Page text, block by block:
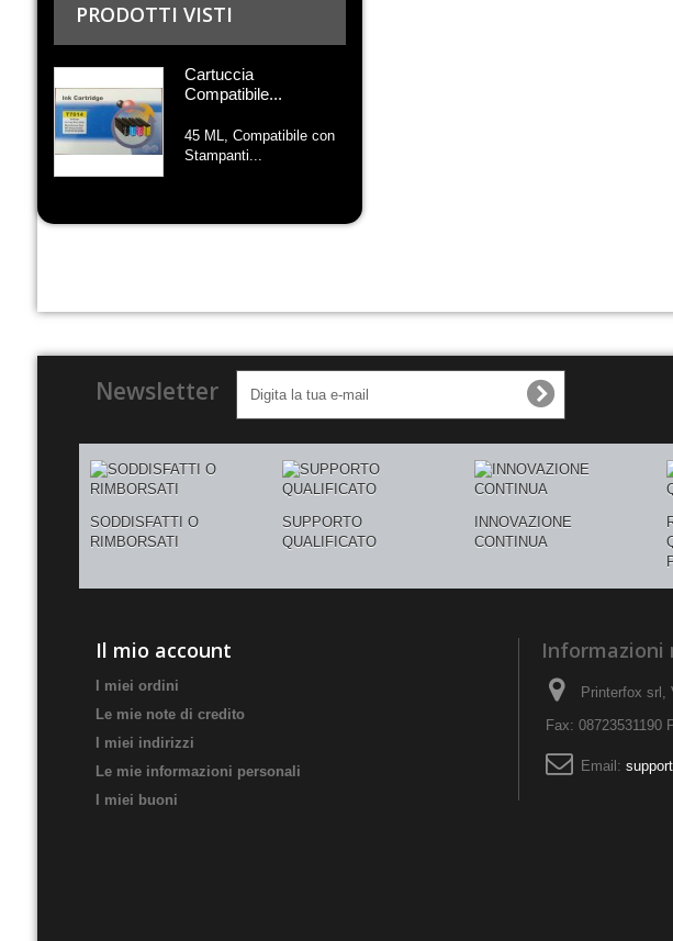
PRODOTTI VISTI
Cartuccia
Compatibile...
45 ML, Compatibile con
Stampanti...
Newsletter
SODDISFATTI O
RIMBORSATI
SUPPORTO
QUALIFICATO
INNOVAZIONE
CONTINUA
Il mio account
I miei ordini
Le mie note di credito
I miei indirizzi
Le mie informazioni personali
I miei buoni
Informazioni
Printerfox srl,
Fax: 08723531190
Email: